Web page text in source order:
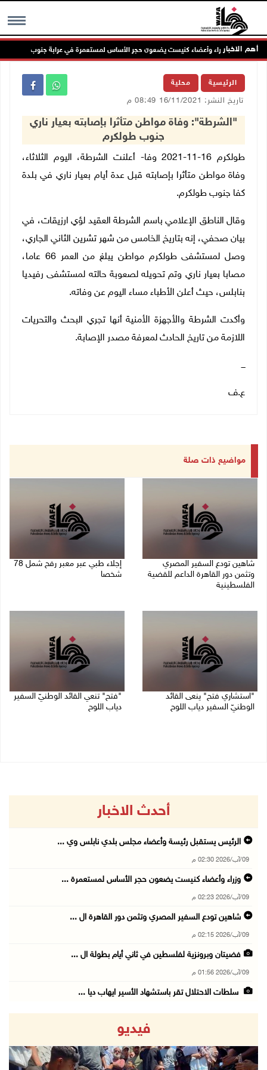
MENU أهم الاخباروزراء وأعضاء كنيست يضعون حجر الأساس لمستعمرة في عرابة جنوب جنين
الرئيسية محلية
تاريخ النشر: 16/11/2021 08:49 م
"الشرطة": وفاة مواطن متأثرا بإصابته بعيار ناري
جنوب طولكرم
طولكرم 16-11-2021 وفا- أعلنت الشرطة، اليوم الثلاثاء،
وفاة مواطن متأثرا بإصابته قبل عدة أيام بعيار ناري في بلدة
كفا جنوب طولكرم.
وقال الناطق الإعلامي باسم الشرطة العقيد لؤي ارزيقات، في
بيان صحفي، إنه بتاريخ الخامس من شهر تشرين الثاني الجاري،
وصل لمستشفى طولكرم مواطن يبلغ من العمر 66 عاما،
مصابا بعيار ناري وتم تحويله لصعوبة حالته لمستشفى رفيديا
بنابلس، حيث أعلن الأطباء مساء اليوم عن وفاته.
وأكدت الشرطة والأجهزة الأمنية أنها تجري البحث والتحريات
اللازمة من تاريخ الحادث لمعرفة مصدر الإصابة.
ـــ
ع.ف
مواضيع ذات صلة
شاهين تودع السفير المصري
وتثمن دور القاهرة الداعم للقضية
الفلسطينية
إجلاء طبي عبر معبر رفح شمل 78
شخصا
"استشاري فتح" ينعى القائد
الوطنيّ السفير دياب اللوح
"فتح" تنعي القائد الوطنيّ السفير
دياب اللوح
أحدث الاخبار
الرئيس يستقبل رئيسة وأعضاء مجلس بلدي نابلس وي ...
09/آب/2026 02:30 م
وزراء وأعضاء كنيست يضعون حجر الأساس لمستعمرة ...
09/آب/2026 02:23 م
شاهين تودع السفير المصري وتثمن دور القاهرة ال ...
09/آب/2026 02:15 م
فضيتان وبرونزية لفلسطين في ثاني أيام بطولة ال ...
09/آب/2026 01:56 م
سلطات الاحتلال تقر باستشهاد الأسير ايهاب ديا ...
تحذيرات من الفيضانات مع اتجاه الإعصار "دولفين ...
09/آب/2026 01:40 م
فيديو